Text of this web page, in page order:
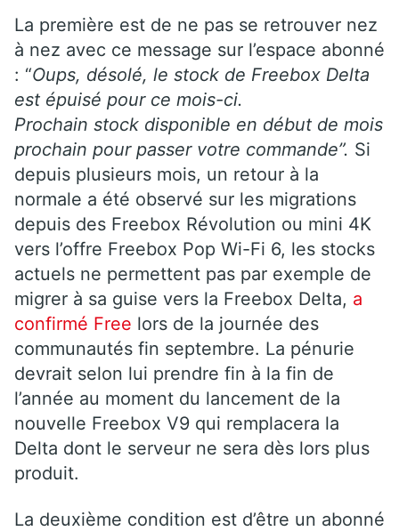
La première est de ne pas se retrouver nez
à nez avec ce message sur l’espace abonné
: “Oups, désolé, le stock de Freebox Delta
est épuisé pour ce mois-ci.
Prochain stock disponible en début de mois
prochain pour passer votre commande”. Si
depuis plusieurs mois, un retour à la
normale a été observé sur les migrations
depuis des Freebox Révolution ou mini 4K
vers l’offre Freebox Pop Wi-Fi 6, les stocks
actuels ne permettent pas par exemple de
migrer à sa guise vers la Freebox Delta, a
confirmé Free lors de la journée des
communautés fin septembre. La pénurie
devrait selon lui prendre fin à la fin de
l’année au moment du lancement de la
nouvelle Freebox V9 qui remplacera la
Delta dont le serveur ne sera dès lors plus
produit.
La deuxième condition est d’être un abonné